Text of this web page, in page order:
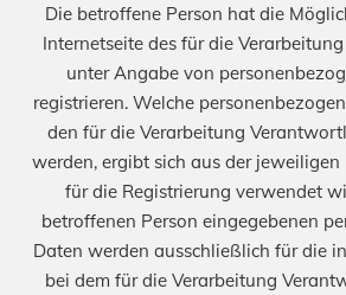
Die betroffene Person hat die
Internetseite des für die
unter Angabe von
registrieren. Welche
den für die Verarbeitung
werden, ergibt sich aus der jeweiligen
für die Registrierung verwendet
betroffenen Person eingegebenen
Daten werden ausschließlich für die
bei dem für die Verarbeitung